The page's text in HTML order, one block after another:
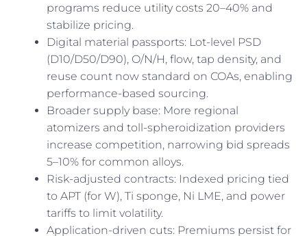
programs reduce utility costs 20–40% and
stabilize pricing.
Digital material passports: Lot-level PSD
(D10/D50/D90), O/N/H, flow, tap density, and
reuse count now standard on COAs, enabling
performance-based sourcing.
Broader supply base: More regional
atomizers and toll-spheroidization providers
increase competition, narrowing bid spreads
5–10% for common alloys.
Risk-adjusted contracts: Indexed pricing tied
to APT (for W), Ti sponge, Ni LME, and power
tariffs to limit volatility.
Application-driven cuts: Premiums persist for